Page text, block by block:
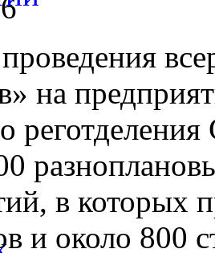
на
в которых
и около 800